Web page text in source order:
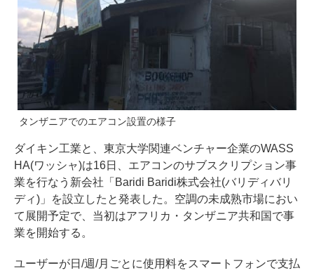
タンザニアでのエアコン設置の様子
ダイキン工業と、東京大学関連ベンチャー企業のWASS
HA(ワッシャ)は16日、エアコンのサブスクリプション事
業を行なう新会社「Baridi Baridi株式会社(バリディバリ
ディ)」を設立したと発表した。空調の未成熟市場におい
て展開予定で、当初はアフリカ・タンザニア共和国で事
業を開始する。
ユーザーが日/週/月ごとに使用料をスマートフォンで支払